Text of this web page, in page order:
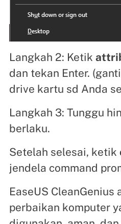
Langkah 2: Ketik
dan tekan Enter.
drive kartu sd Anda
Langkah 3: Tunggu
berlaku.
Setelah selesai, ketik
jendela command
EaseUS CleanGenius
perbaikan komputer